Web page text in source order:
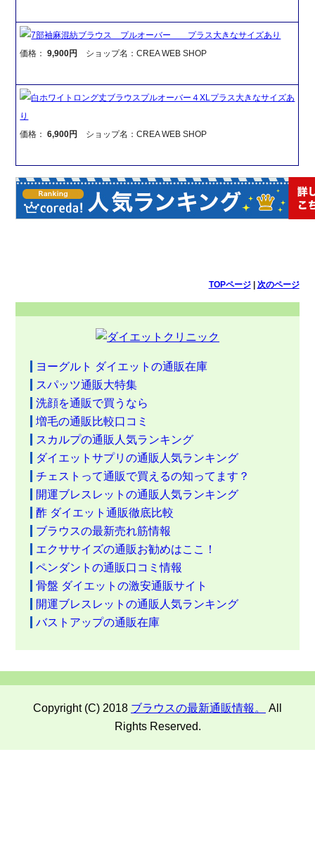
7部袖麻混紡ブラウス プルオーバー プラス大きなサイズあり
価格：9,900円 ショップ名：CREA WEB SHOP
白ホワイトロング丈ブラウスプルオーバー４XLプラス大きなサイズあ
り
価格：6,900円 ショップ名：CREA WEB SHOP
TOPページ| 次のページ
ヨーグルト ダイエットの通販在庫
スパッツ通販大特集
洗顔を通販で買うなら
増毛の通販比較口コミ
スカルプの通販人気ランキング
ダイエットサプリの通販人気ランキング
チェストって通販で買えるの知ってます？
開運ブレスレットの通販人気ランキング
酢 ダイエット通販徹底比較
ブラウスの最新売れ筋情報
エクササイズの通販お勧めはここ！
ペンダントの通販口コミ情報
骨盤 ダイエットの激安通販サイト
開運ブレスレットの通販人気ランキング
バストアップの通販在庫
Copyright (C) 2018 ブラウスの最新通販情報。
All
Rights Reserved.